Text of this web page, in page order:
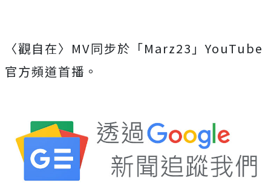
〈觀自在〉 MV同步於「Marz23」YouTube
官方頻道首播。